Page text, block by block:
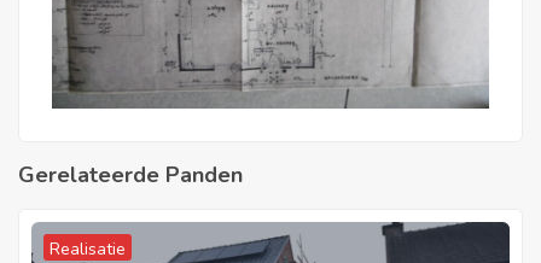
Gerelateerde Panden
Realisatie